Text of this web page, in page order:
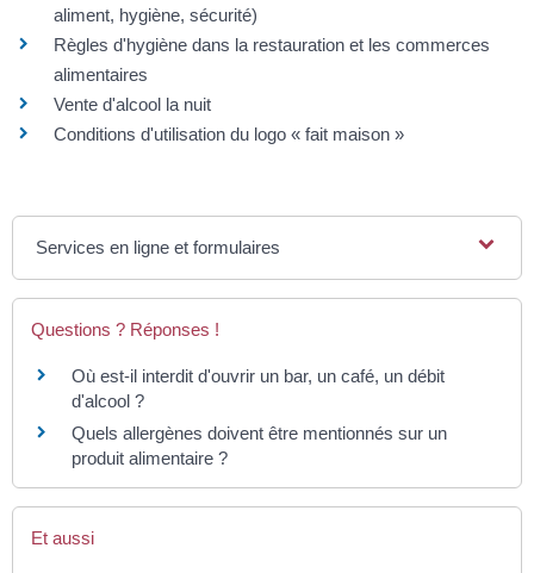
aliment, hygiène, sécurité)
Règles d'hygiène dans la restauration et les commerces
alimentaires
Vente d'alcool la nuit
Conditions d'utilisation du logo « fait maison »
Services en ligne et formulaires
Questions ? Réponses !
Où est-il interdit d'ouvrir un bar, un café, un débit
d'alcool ?
Quels allergènes doivent être mentionnés sur un
produit alimentaire ?
Et aussi